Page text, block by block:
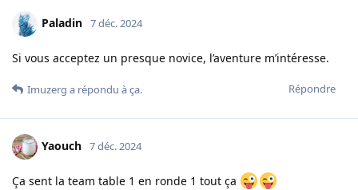
Paladin 7 déc. 2024
Si vous acceptez un presque novice, l’aventure m’intéresse.
Répondre
Imuzerg a répondu à ça.
Yaouch 7 déc. 2024
Ça sent la team table 1 en ronde 1 tout ça